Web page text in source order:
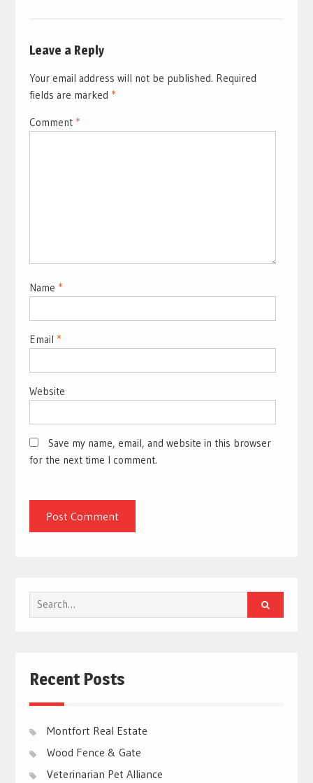
Leave a Reply
Your email address will not be published. Required
fields are marked *
Comment *
Name *
Email *
Website
Save my name, email, and website in this browser
for the next time I comment.
Search
for:
Recent Posts
Montfort Real Estate
Wood Fence & Gate
Veterinarian Pet Alliance